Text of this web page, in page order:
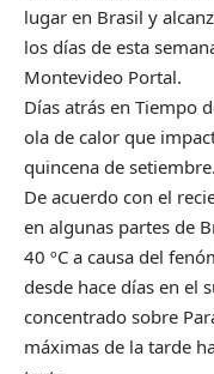
lugar en Brasil y
los días de esta
Montevideo Portal.
Días atrás en Tiempo
ola de calor que
quincena de setiembre.
De acuerdo con el
en algunas partes de
40 ºC a causa del
desde hace días en el
concentrado sobre
máximas de la tarde